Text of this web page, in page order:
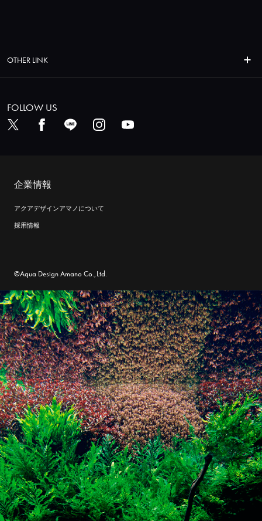
OTHER LINK
FOLLOW US
企業情報
アクアデザインアマノについて
採用情報
©Aqua Design Amano Co.,Ltd.